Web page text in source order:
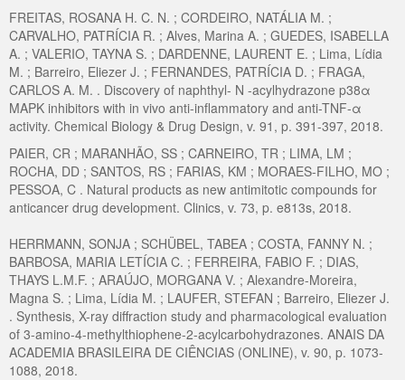
FREITAS, ROSANA H. C. N. ; CORDEIRO, NATÁLIA M. ;
CARVALHO, PATRÍCIA R. ; Alves, Marina A. ; GUEDES, ISABELLA
A. ; VALERIO, TAYNA S. ; DARDENNE, LAURENT E. ; Lima, Lídia
M. ; Barreiro, Eliezer J. ; FERNANDES, PATRÍCIA D. ; FRAGA,
CARLOS A. M. . Discovery of naphthyl- N -acylhydrazone p38α
MAPK inhibitors with in vivo anti-inflammatory and anti-TNF-α
activity. Chemical Biology & Drug Design, v. 91, p. 391-397, 2018.
PAIER, CR ; MARANHÃO, SS ; CARNEIRO, TR ; LIMA, LM ;
ROCHA, DD ; SANTOS, RS ; FARIAS, KM ; MORAES-FILHO, MO ;
PESSOA, C . Natural products as new antimitotic compounds for
anticancer drug development. Clinics, v. 73, p. e813s, 2018.
HERRMANN, SONJA ; SCHÜBEL, TABEA ; COSTA, FANNY N. ;
BARBOSA, MARIA LETÍCIA C. ; FERREIRA, FABIO F. ; DIAS,
THAYS L.M.F. ; ARAÚJO, MORGANA V. ; Alexandre-Moreira,
Magna S. ; Lima, Lídia M. ; LAUFER, STEFAN ; Barreiro, Eliezer J.
. Synthesis, X-ray diffraction study and pharmacological evaluation
of 3-amino-4-methylthiophene-2-acylcarbohydrazones. ANAIS DA
ACADEMIA BRASILEIRA DE CIÊNCIAS (ONLINE), v. 90, p. 1073-
1088, 2018.